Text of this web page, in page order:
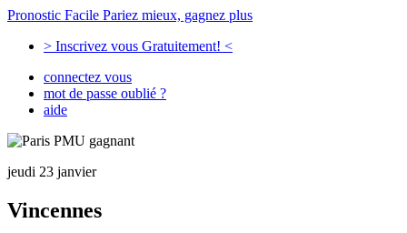
Pronostic Facile Pariez mieux, gagnez plus
> Inscrivez vous Gratuitement! <
connectez vous
mot de passe oublié ?
aide
jeudi 23 janvier
Vincennes